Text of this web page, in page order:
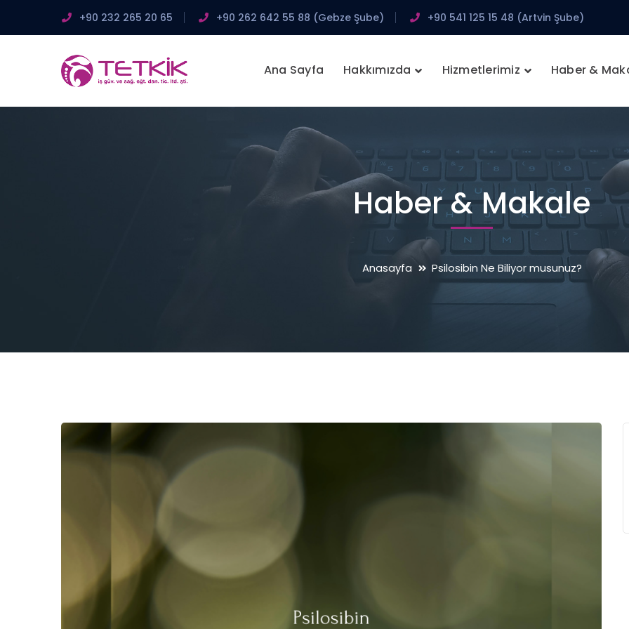
+90 232 265 20 65 +90 262 642 55 88 (Gebze Şube) +90 541 125 15 48 (Artvin Şube)
Ana Sayfa Hakkımızda Hizmetlerimiz Haber &
Haber & Makale
Anasayfa Psilosibin Ne Biliyor musunuz?